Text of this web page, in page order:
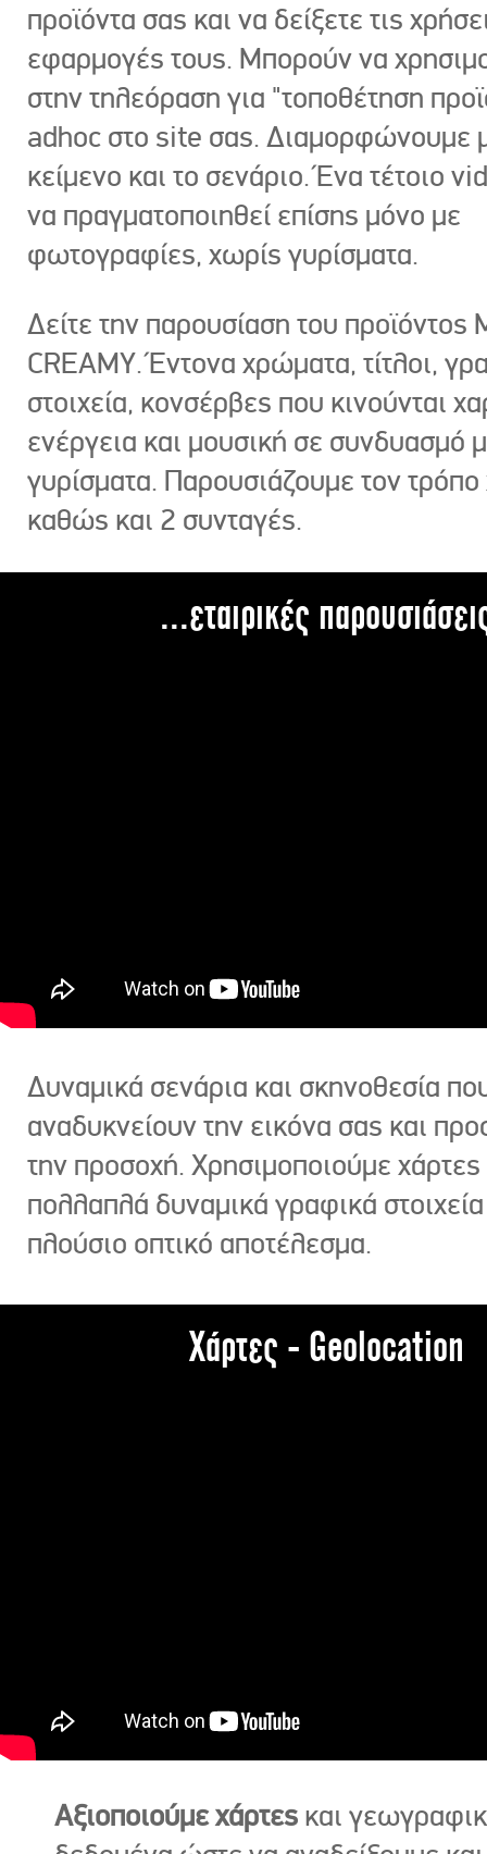
προϊόντα σας και να δείξετε τις
εφαρμογές τους. Μπορούν να
στην τηλεόραση για "τοποθέτηση
adhoc στο site σας. Διαμορφώνουμε
κείμενο και το σενάριο. Ένα τέτοιο
να πραγματοποιηθεί επίσης μόνο με
φωτογραφίες, χωρίς γυρίσματα.
Δείτε την παρουσίαση του προϊόντος
CREAMY. Έντονα χρώματα, τίτλοι,
στοιχεία, κονσέρβες που κινούνται
ενέργεια και μουσική σε συνδυασμό
γυρίσματα. Παρουσιάζουμε τον
καθώς και 2 συνταγές.
...εταιρικές
Δυναμικά σενάρια και σκηνοθεσία
αναδυκνείουν την εικόνα σας και
την προσοχή. Χρησιμοποιούμε χάρτες
πολλαπλά δυναμικά γραφικά στοιχεία
πλούσιο οπτικό αποτέλεσμα.
Χάρτες - Geolocation
Αξιοποιούμε χάρτες και